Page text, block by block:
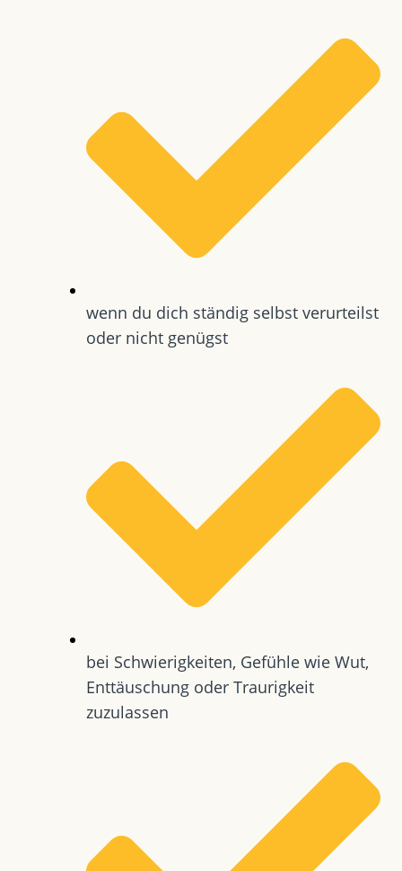
wenn du dich ständig selbst verurteilst
oder nicht genügst
bei Schwierigkeiten, Gefühle wie Wut,
Enttäuschung oder Traurigkeit
zuzulassen